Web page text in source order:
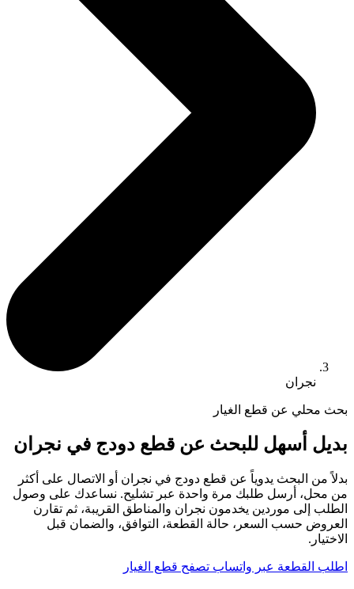
نجران
بحث محلي عن قطع الغيار
بديل أسهل للبحث عن قطع دودج في نجران
بدلاً من البحث يدوياً عن قطع دودج في نجران أو الاتصال على أكثر
من محل، أرسل طلبك مرة واحدة عبر تشليح. نساعدك على وصول
الطلب إلى موردين يخدمون نجران والمناطق القريبة، ثم تقارن
العروض حسب السعر، حالة القطعة، التوافق، والضمان قبل
الاختيار.
اطلب القطعة عبر واتساب تصفح قطع الغيار